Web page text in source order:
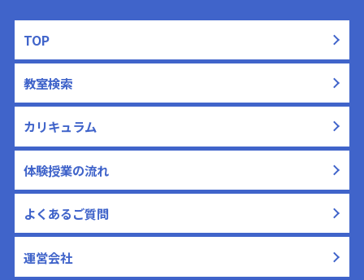
TOP
教室検索
カリキュラム
体験授業の流れ
よくあるご質問
運営会社